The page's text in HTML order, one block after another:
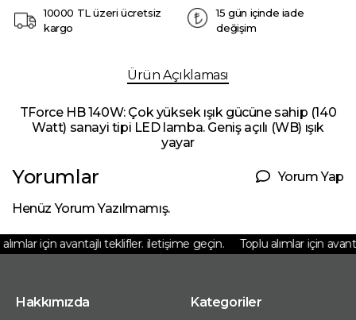
10000 TL üzeri ücretsiz
kargo
15 gün içinde iade
değişim
Ürün Açıklaması
TForce HB 140W: Çok yüksek ışık gücüne sahip (140
Watt) sanayi tipi LED lamba. Geniş açılı (WB) ışık
yayar
Yorumlar Yorum Yap
Henüz Yorum Yazılmamış.
için avantajlı teklifler. iletişime geçin. Toplu alımlar için
Hakkımızda Kategoriler